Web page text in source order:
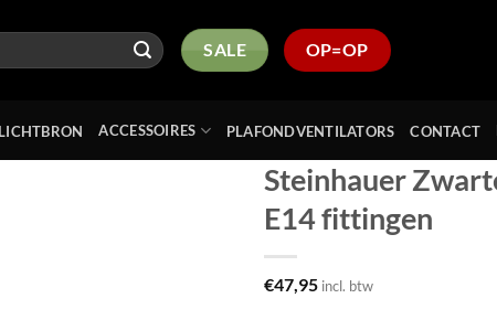
SALE OP=OP
LICHTBRON ACCESSOIRES PLAFONDVENTILATORS CONTACT
Steinhauer
E14 fittingen
€47,95 incl. btw